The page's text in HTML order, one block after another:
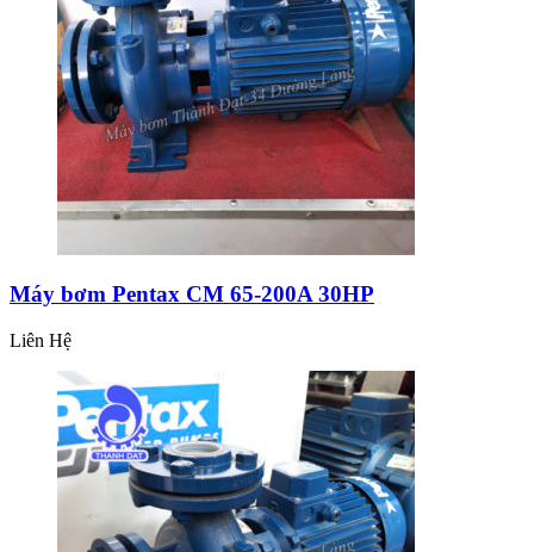
Máy bơm Pentax CM 65-200A 30HP
Liên Hệ